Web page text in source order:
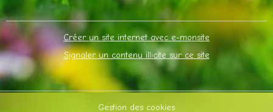
Créer un site internet avec e-monsite
Signaler un contenu illicite sur ce site
Gestion des cookies